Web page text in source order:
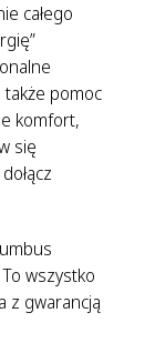
całego
pomoc
komfort,
się
wszystko
z gwarancją